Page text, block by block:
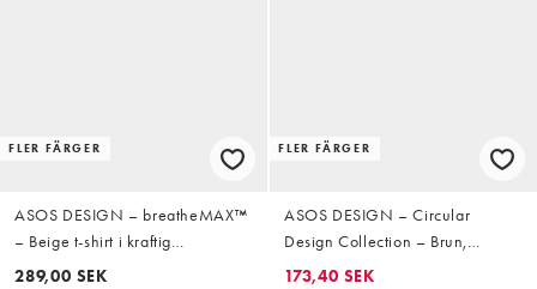
FLER FÄRGER
ASOS DESIGN – breatheMAX™
– Beige t-shirt i kraftig
bomullsmix och oversized fit med
289,00 SEK
FLER FÄRGER
ASOS DESIGN – Circular
Design Collection – Brun,
superkraftig t-shirt i oversize med
173,40 SEK